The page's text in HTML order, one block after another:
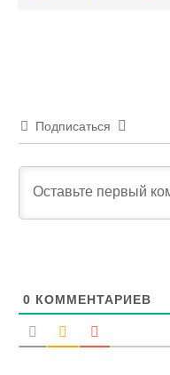
Подписаться
0 КОММЕНТАРИЕВ